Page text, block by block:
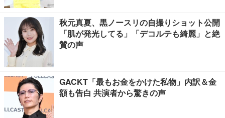
秋元真夏、黒ノースリの自撮りショット公開
「肌が発光してる」「デコルテも綺麗」と絶
賛の声
GACKT「最もお金をかけた私物」内訳＆金
額も告白 共演者から驚きの声